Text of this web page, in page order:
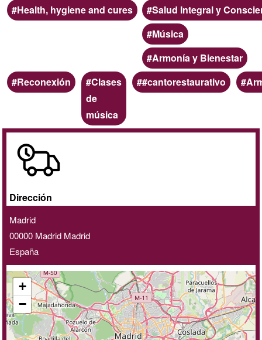
Ámbito
Health, hygiene and cures Categoria
Salud Integral y
Música
Armonía y Bienestar
Palabras
clave
Reconexión
Clases
de
música
#cantorestaurativo
domicilio
online
Dirección
Madrid
00000 Madrid Madrid
España
+
−